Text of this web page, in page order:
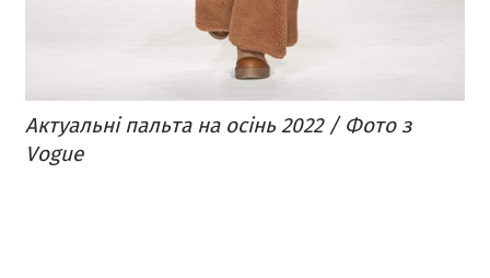
Актуальні пальта на осінь 2022 / Фото з
Vogue